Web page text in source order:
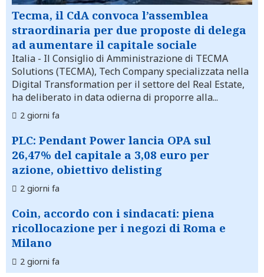
Tecma, il CdA convoca l’assemblea
straordinaria per due proposte di delega
ad aumentare il capitale sociale
Italia - Il Consiglio di Amministrazione di TECMA
Solutions (TECMA), Tech Company specializzata nella
Digital Transformation per il settore del Real Estate,
ha deliberato in data odierna di proporre alla...
2 giorni fa
PLC: Pendant Power lancia OPA sul
26,47% del capitale a 3,08 euro per
azione, obiettivo delisting
2 giorni fa
Coin, accordo con i sindacati: piena
ricollocazione per i negozi di Roma e
Milano
2 giorni fa